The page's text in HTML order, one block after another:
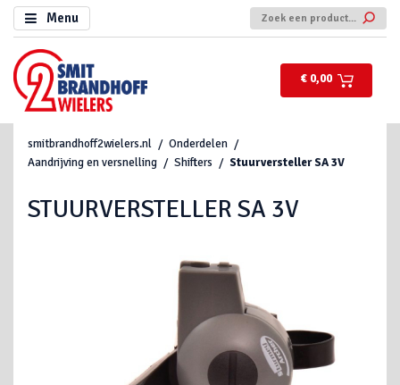
Menu
€ 0,00
smitbrandhoff2wielers.nl
Onderdelen
Aandrijving en versnelling
Shifters Stuurversteller SA 3V
STUURVERSTELLER SA 3V